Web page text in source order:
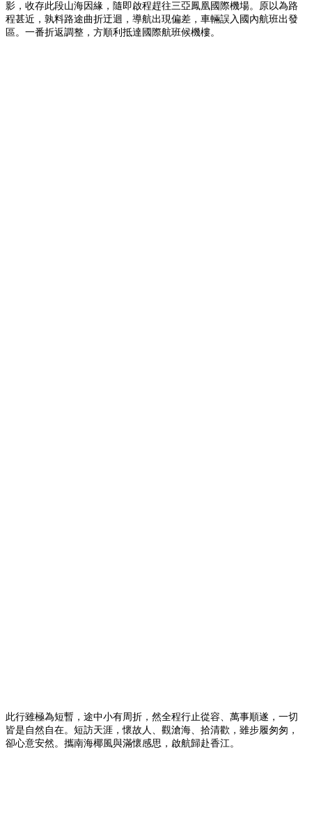
影，收存此段山海因緣，隨即啟程趕往三亞鳳凰國際機場。原以為路
程甚近，孰料路途曲折迂迴，導航出現偏差，車輛誤入國內航班出發
區。一番折返調整，方順利抵達國際航班候機樓。
此行雖極為短暫，途中小有周折，然全程行止從容、萬事順遂，一切
皆是自然自在。短訪天涯，懷故人、觀滄海、拾清歡，雖步履匆匆，
卻心意安然。攜南海椰風與滿懷感思，啟航歸赴香江。